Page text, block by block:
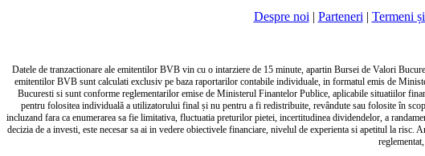
Despre noi | Parteneri | Termeni
Datele de tranzactionare ale emitentilor BVB vin cu o intarziere de 15 minute, apartin Bursei de Valori
emitentilor BVB sunt calculati exclusiv pe baza raportarilor contabile individuale, in formatul emis de
Bucuresti si sunt conforme reglementarilor emise de Ministerul Finantelor Publice, aplicabile situatiilor
pentru folositea individuală a utilizatorului final și nu pentru a fi redistribuite, revândute sau folosite în
incluzand fara ca enumerarea sa fie limitativa, fluctuatia preturilor pietei, incertitudinea dividendelor, a
decizia de a investi, este necesar sa ai in vedere obiectivele financiare, nivelul de experienta si apetitul la